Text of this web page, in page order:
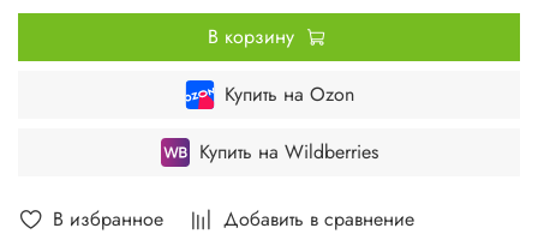
В избранное Добавить в сравнение
В корзину
Купить на Ozon
Купить на Wildberries